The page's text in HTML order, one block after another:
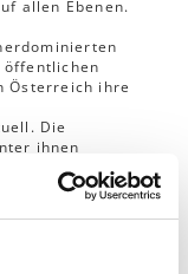
allen Ebenen.
öffentlichen
Österreich ihre
Die
ihnen
und müssten
Mitglied